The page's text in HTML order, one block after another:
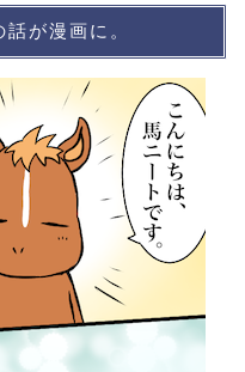
が漫画に。